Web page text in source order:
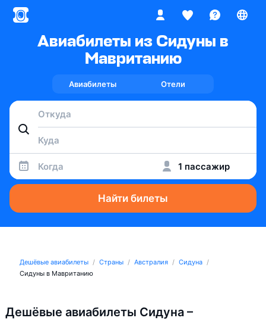
Авиабилеты из Сидуны в
Мавританию
Авиабилеты Отели
Когда 1 пассажир
Найти билеты
Дешёвые авиабилеты Страны Австралия
Сидуна
Сидуны в Мавританию
Дешёвые авиабилеты Сидуна –